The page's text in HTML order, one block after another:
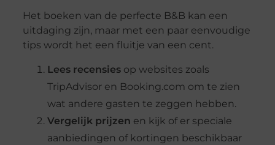
Het boeken van de perfecte B&B kan een
uitdaging zijn, maar met een paar eenvoudige
tips wordt het een fluitje van een cent.
Lees recensiesop websites zoals
TripAdvisor en Booking.com om te zien
wat andere gasten te zeggen hebben.
Vergelijk prijzen en kijk of er speciale
aanbiedingen of kortingen beschikbaar